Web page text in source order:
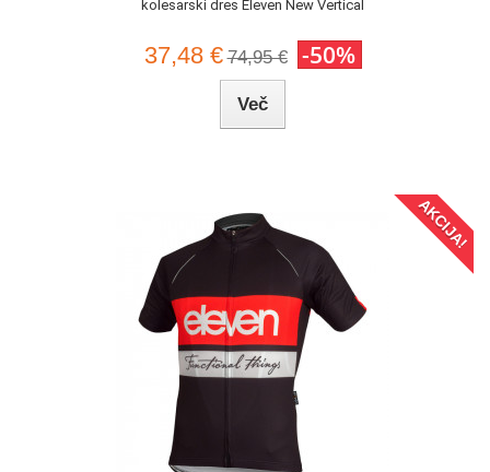
kolesarski dres Eleven New Vertical
37,48 € 74,95 € -50%
Več
AKCIJA!